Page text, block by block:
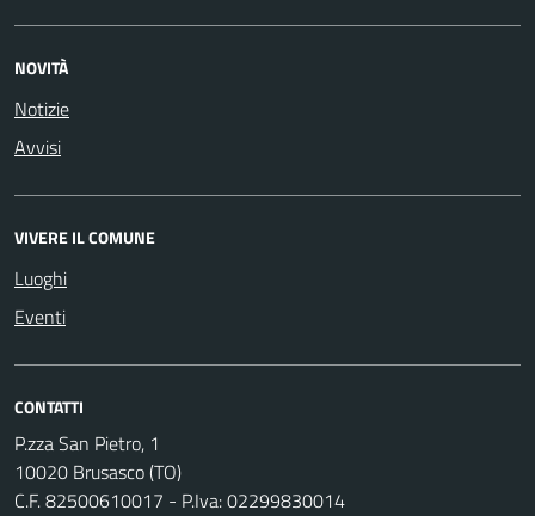
NOVITÀ
Notizie
Avvisi
VIVERE IL COMUNE
Luoghi
Eventi
CONTATTI
P.zza San Pietro, 1
10020 Brusasco (TO)
C.F. 82500610017 - P.Iva: 02299830014